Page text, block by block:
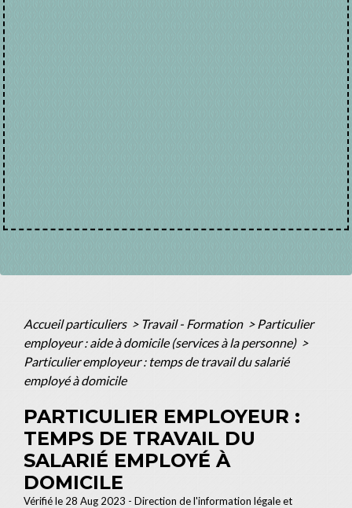
Accueil particuliers > Travail - Formation > Particulier
employeur : aide à domicile (services à la personne) >
Particulier employeur : temps de travail du salarié
employé à domicile
PARTICULIER EMPLOYEUR :
TEMPS DE TRAVAIL DU
SALARIÉ EMPLOYÉ À
DOMICILE
Vérifié le 28 Aug 2023 - Direction de l'information légale et